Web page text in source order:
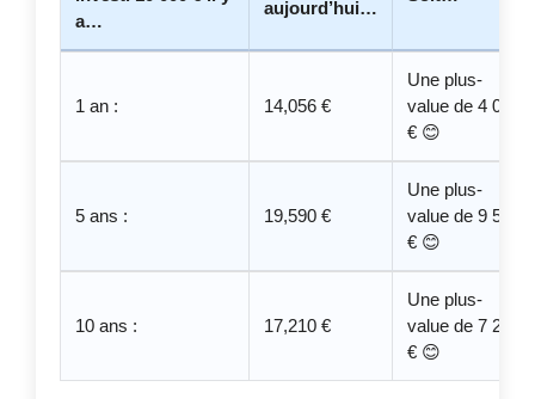
a…
aujourd’hui…
1 an : 14,056 €
Une plus-
value de 4 056
€ 😊
5 ans : 19,590 €
Une plus-
value de 9 590
€ 😊
10 ans : 17,210 €
Une plus-
value de 7 210
€ 😊